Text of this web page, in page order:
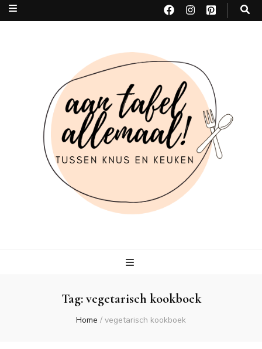
Tag:vegetarisch kookboek
Home / vegetarisch kookboek